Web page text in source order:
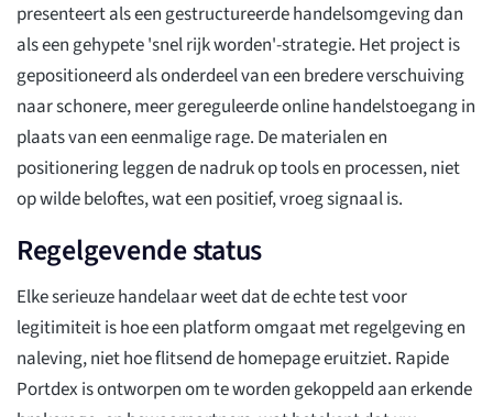
presenteert als een gestructureerde handelsomgeving dan
als een gehypete 'snel rijk worden'-strategie. Het project is
gepositioneerd als onderdeel van een bredere verschuiving
naar schonere, meer gereguleerde online handelstoegang in
plaats van een eenmalige rage. De materialen en
positionering leggen de nadruk op tools en processen, niet
op wilde beloftes, wat een positief, vroeg signaal is.
Regelgevende status
Elke serieuze handelaar weet dat de echte test voor
legitimiteit is hoe een platform omgaat met regelgeving en
naleving, niet hoe flitsend de homepage eruitziet. Rapide
Portdex is ontworpen om te worden gekoppeld aan erkende